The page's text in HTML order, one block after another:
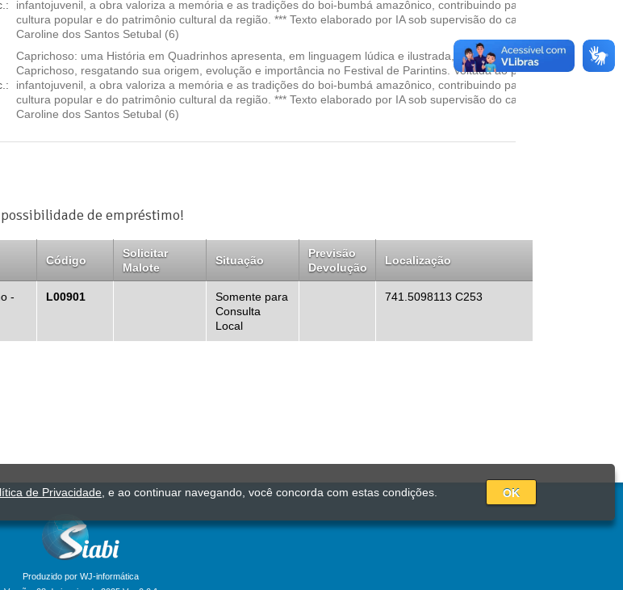
de Privacidade, e ao continuar navegando, você concorda com estas condições. OK
infantojuvenil, a obra valoriza a memória e as tradições do boi-bumbá amazônico, contribuindo para a difusão da
cultura popular e do patrimônio cultural da região. *** Texto elaborado por IA sob supervisão do catalogador:
Caroline dos Santos Setubal (6)
Caprichoso: uma História em Quadrinhos apresenta, em linguagem lúdica e ilustrada, a trajetória do Boi-Bumbá
Caprichoso, resgatando sua origem, evolução e importância no Festival de Parintins. Voltada ao público
infantojuvenil, a obra valoriza a memória e as tradições do boi-bumbá amazônico, contribuindo para a difusão da
cultura popular e do patrimônio cultural da região. *** Texto elaborado por IA sob supervisão do catalogador:
Caroline dos Santos Setubal (6)
de empréstimo!
Código
Solicitar
Malote
Situação
Previsão
Devolução
Localização
-
L00901
Somente para
Consulta
Local
741.5098113 C253
Produzido por WJ-informática